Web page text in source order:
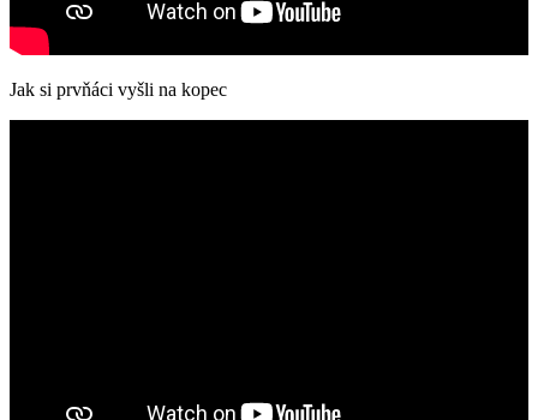
Jak si prvňáci vyšli na kopec